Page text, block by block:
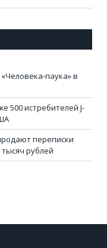
паука» в
500 истребителей J-
переписки
рублей